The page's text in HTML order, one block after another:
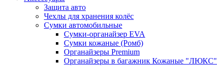
Защита авто
Чехлы для хранения колёс
Сумки автомобильные
Сумки-органайзер EVA
Сумки кожаные (Ромб)
Органайзеры Premium
Органайзеры в багажник Кожаные "ЛЮКС"